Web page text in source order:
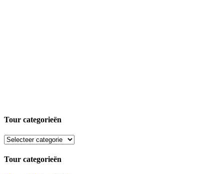
Tour categorieën
Tour categorieën